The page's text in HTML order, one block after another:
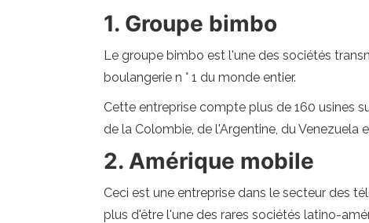
1. Groupe bimbo
Le groupe bimbo est l'une des sociétés
boulangerie n ° 1 du monde entier.
Cette entreprise compte plus de 160 usines
de la Colombie, de l'Argentine, du Venezuela
2. Amérique mobile
Ceci est une entreprise dans le secteur des
plus d'être l'une des rares sociétés latino-